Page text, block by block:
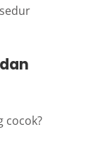
cocok?